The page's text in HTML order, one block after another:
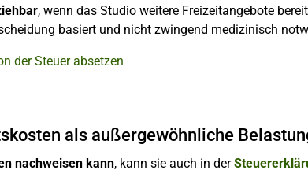
, wenn das Studio weitere Freizeitangebote
basiert und nicht zwingend medizinisch
der Steuer absetzen
als außergewöhnliche
nachweisen kann, kann sie auch in der